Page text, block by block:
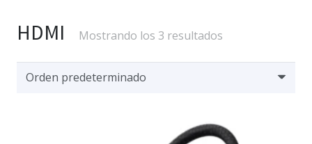
HDMI Mostrando los 3 resultados